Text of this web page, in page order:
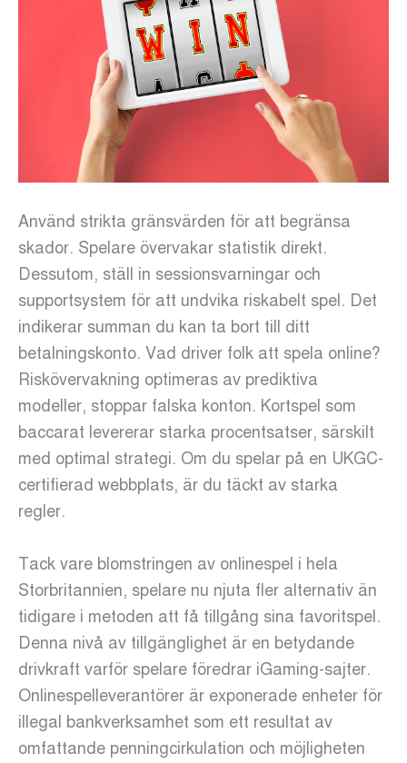
Använd strikta gränsvärden för att begränsa
skador. Spelare övervakar statistik direkt.
Dessutom, ställ in sessionsvarningar och
supportsystem för att undvika riskabelt spel. Det
indikerar summan du kan ta bort till ditt
betalningskonto. Vad driver folk att spela online?
Riskövervakning optimeras av prediktiva
modeller, stoppar falska konton. Kortspel som
baccarat levererar starka procentsatser, särskilt
med optimal strategi. Om du spelar på en UKGC-
certifierad webbplats, är du täckt av starka
regler.
Tack vare blomstringen av onlinespel i hela
Storbritannien, spelare nu njuta fler alternativ än
tidigare i metoden att få tillgång sina favoritspel.
Denna nivå av tillgänglighet är en betydande
drivkraft varför spelare föredrar iGaming-sajter.
Onlinespelleverantörer är exponerade enheter för
illegal bankverksamhet som ett resultat av
omfattande penningcirkulation och möjligheten